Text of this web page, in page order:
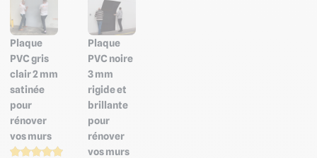
Plaque
PVC gris
clair 2 mm
satinée
pour
rénover
vos murs
Plaque
PVC noire
3 mm
rigide et
brillante
pour
rénover
vos murs